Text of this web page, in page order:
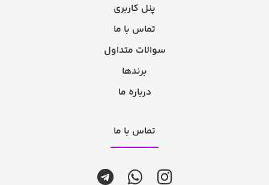
پنل کاربری
تماس با ما
سوالات متداول
برندها
درباره ما
تماس با ما